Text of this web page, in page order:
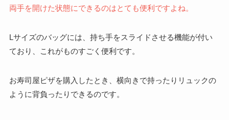
両手を開けた状態にできるのはとても便利ですよね。
Lサイズのバッグには、持ち手をスライドさせる機能が付い
ており、これがものすごく便利です。
お寿司屋ピザを購入したとき、横向きで持ったりリュックの
ように背負ったりできるのです。